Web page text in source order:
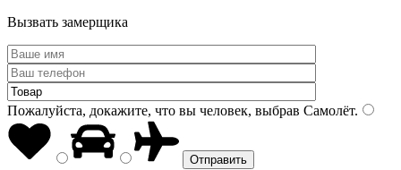
Вызвать замерщика
Пожалуйста, докажите, что вы человек, выбрав Самолёт.